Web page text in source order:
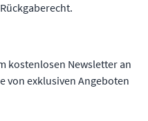
kostenlosen Newsletter an
von exklusiven Angeboten